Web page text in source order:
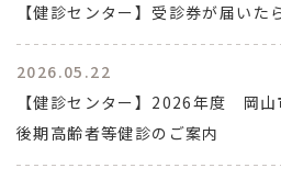
【健診センター】受診券が届いた
2026.05.22
【健診センター】2026年度 岡山
後期高齢者等健診のご案内